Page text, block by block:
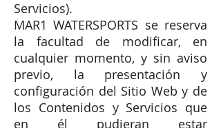
Servicios).
MAR1 WATERSPORTS se reserva
la facultad de modificar, en
cualquier momento, y sin aviso
previo, la presentación y
configuración del Sitio Web y de
los Contenidos y Servicios que
en él pudieran estar